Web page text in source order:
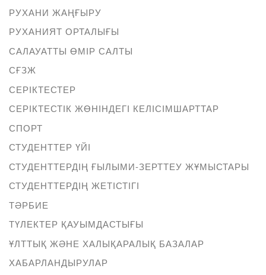
РУХАНИ ЖАҢҒЫРУ
РУХАНИЯТ ОРТАЛЫҒЫ
САЛАУАТТЫ ӨМІР САЛТЫ
СҒЗЖ
СЕРІКТЕСТЕР
СЕРІКТЕСТІК ЖӨНІНДЕГІ КЕЛІСІМШАРТТАР
СПОРТ
СТУДЕНТТЕР ҮЙІ
СТУДЕНТТЕРДІҢ ҒЫЛЫМИ-ЗЕРТТЕУ ЖҰМЫСТАРЫ
СТУДЕНТТЕРДІҢ ЖЕТІСТІГІ
ТӘРБИЕ
ТҮЛЕКТЕР ҚАУЫМДАСТЫҒЫ
ҰЛТТЫҚ ЖӘНЕ ХАЛЫҚАРАЛЫҚ БАЗАЛАР
ХАБАРЛАНДЫРУЛАР